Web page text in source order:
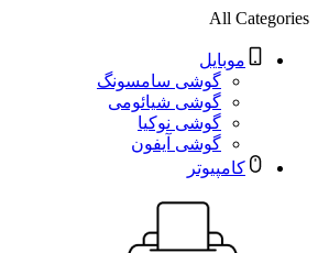
All Categories
موبایل
گوشی سامسونگ
گوشی شیائومی
گوشی نوکیا
گوشی آیفون
کامپیوتر